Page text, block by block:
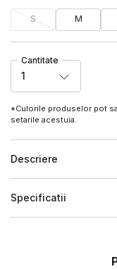
S M
Cantitate
1
*Culorile produselor pot
setarile acestuia.
Descriere
Specificatii